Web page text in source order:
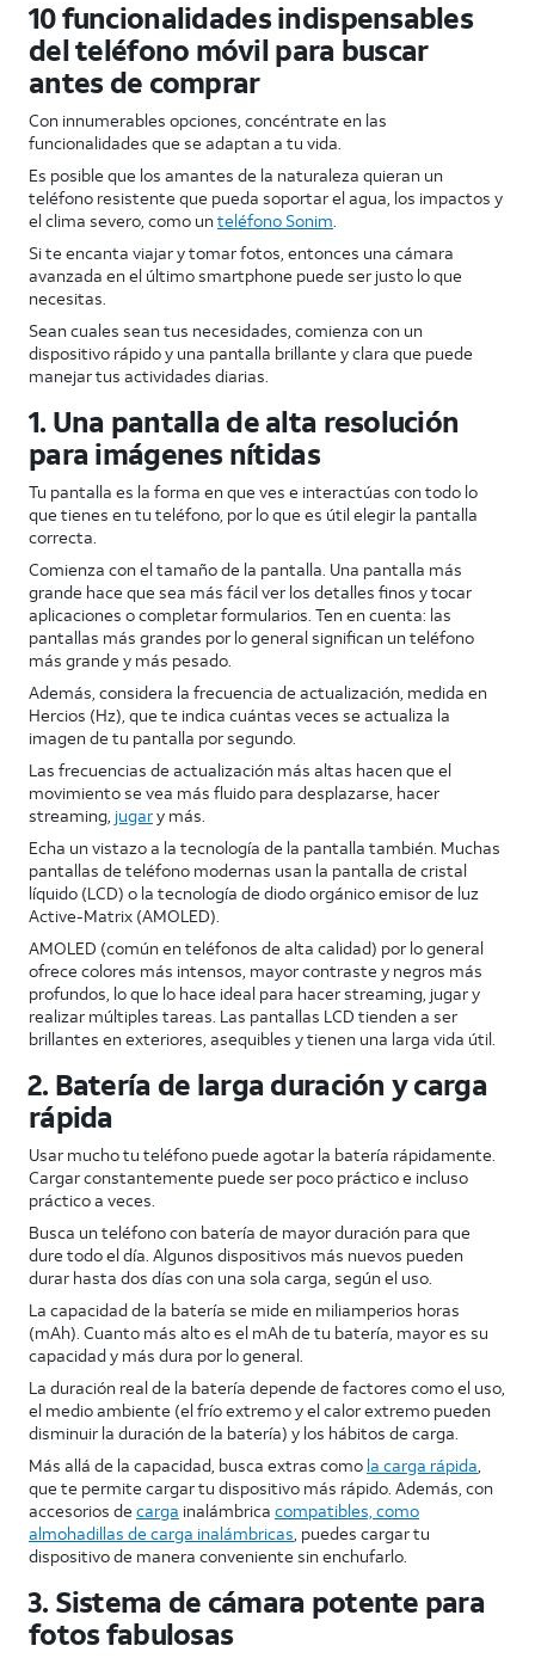
10 funcionalidades indispensables
del teléfono móvil para buscar
antes de comprar
Con innumerables opciones, concéntrate en las
funcionalidades que se adaptan a tu vida.
Es posible que los amantes de la naturaleza quieran un
teléfono resistente que pueda soportar el agua, los impactos y
el clima severo, como unteléfono Sonim
Si te encanta viajar y tomar fotos, entonces una cámara
avanzada en el último smartphone puede ser justo lo que
necesitas.
Sean cuales sean tus necesidades, comienza con un
dispositivo rápido y una pantalla brillante y clara que puede
manejar tus actividades diarias.
1. Una pantalla de alta resolución
para imágenes nítidas
Tu pantalla es la forma en que ves e interactúas con todo lo
que tienes en tu teléfono, por lo que es útil elegir la pantalla
correcta.
Comienza con el tamaño de la pantalla. Una pantalla más
grande hace que sea más fácil ver los detalles finos y tocar
aplicaciones o completar formularios. Ten en cuenta: las
pantallas más grandes por lo general significan un teléfono
más grande y más pesado.
Además, considera la frecuencia de actualización, medida en
Hercios (Hz), que te indica cuántas veces se actualiza la
imagen de tu pantalla por segundo.
Las frecuencias de actualización más altas hacen que el
movimiento se vea más fluido para desplazarse, hacer
streaming, jugary más.
Echa un vistazo a la tecnología de la pantalla también. Muchas
pantallas de teléfono modernas usan la pantalla de cristal
líquido (LCD) o la tecnología de diodo orgánico emisor de luz
Active-Matrix (AMOLED).
AMOLED (común en teléfonos de alta calidad) por lo general
ofrece colores más intensos, mayor contraste y negros más
profundos, lo que lo hace ideal para hacer streaming, jugar y
realizar múltiples tareas. Las pantallas LCD tienden a ser
brillantes en exteriores, asequibles y tienen una larga vida útil.
2. Batería de larga duración y carga
rápida
Usar mucho tu teléfono puede agotar la batería rápidamente.
Cargar constantemente puede ser poco práctico e incluso
práctico a veces.
Busca un teléfono con batería de mayor duración para que
dure todo el día. Algunos dispositivos más nuevos pueden
durar hasta dos días con una sola carga, según el uso.
La capacidad de la batería se mide en miliamperios horas
(mAh). Cuanto más alto es el mAh de tu batería, mayor es su
capacidad y más dura por lo general.
La duración real de la batería depende de factores como el uso,
el medio ambiente (el frío extremo y el calor extremo pueden
disminuir la duración de la batería) y los hábitos de carga.
Más allá de la capacidad, busca extras como la carga rápida
que te permite cargar tu dispositivo más rápido. Además, con
accesorios de carga inalámbrica compatibles, como
almohadillas de carga inalámbricas , puedes cargar tu
dispositivo de manera conveniente sin enchufarlo.
3. Sistema de cámara potente para
fotos fabulosas